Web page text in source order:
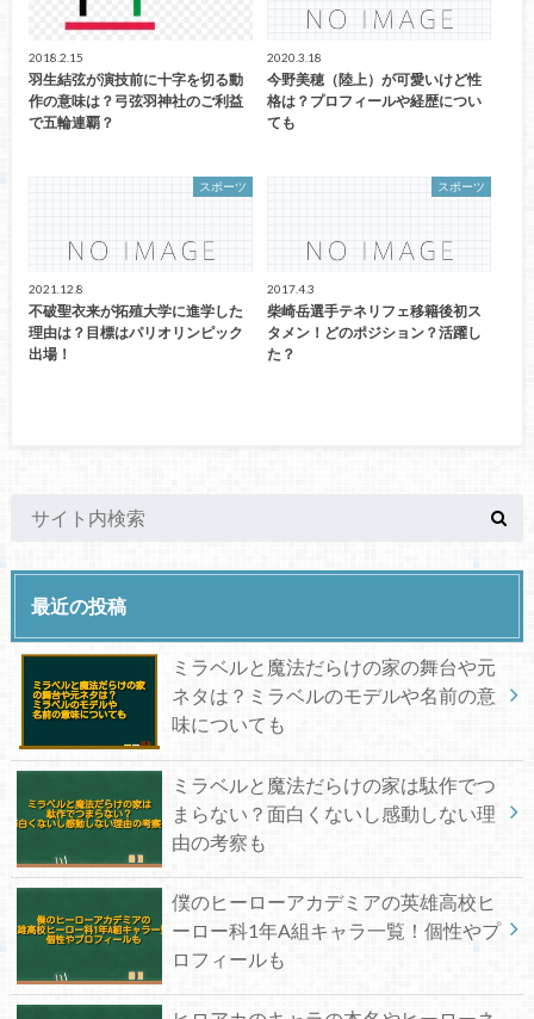
2018.2.15
羽生結弦が演技前に十字を切る動
作の意味は？弓弦羽神社のご利益
で五輪連覇？
2020.3.18
今野美穂（陸上）が可愛いけど性
格は？プロフィールや経歴につい
ても
スポーツ
2021.12.8
不破聖衣来が拓殖大学に進学した
理由は？目標はパリオリンピック
出場！
スポーツ
2017.4.3
柴崎岳選手テネリフェ移籍後初ス
タメン！どのポジション？活躍し
た？
最近の投稿
ミラベルと魔法だらけの家の舞台や元
ネタは？ミラベルのモデルや名前の意
味についても
ミラベルと魔法だらけの家は駄作でつ
まらない？面白くないし感動しない理
由の考察も
僕のヒーローアカデミアの英雄高校ヒ
ーロー科1年A組キャラ一覧！個性やプ
ロフィールも